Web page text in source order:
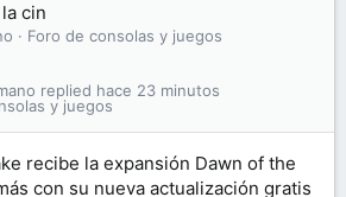
cin
Foro de consolas y juegos
y juegos
hace 23 minutos
recibe la expansión Dawn of the
con su nueva actualización gratis